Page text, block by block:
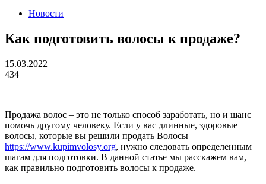
Новости
Как подготовить волосы к продаже?
15.03.2022
434
Продажа волос – это не только способ заработать, но и шанс
помочь другому человеку. Если у вас длинные, здоровые
волосы, которые вы решили продать Волосы
https://www.kupimvolosy.org, нужно следовать определенным
шагам для подготовки. В данной статье мы расскажем вам,
как правильно подготовить волосы к продаже.